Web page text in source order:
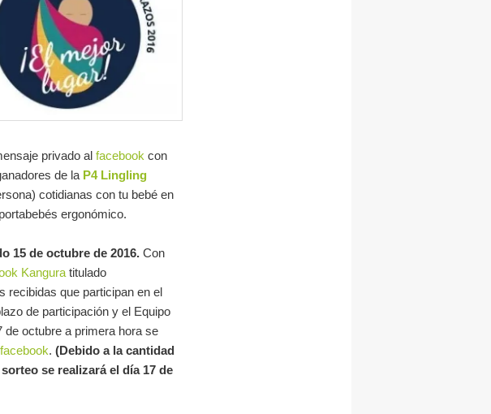
privado al facebook con
de la P4 Lingling
cotidianas con tu bebé en
ergonómico.
15 de octubre de 2016. Con
Kanguratitulado
recibidas que participan en el
de participación y el Equipo
de octubre a primera hora se
facebook. (Debido a la cantidad
se realizará el día 17 de